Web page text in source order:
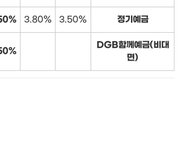
3.80% 3.50% 정기예금
DGB함께예금(비대
면)